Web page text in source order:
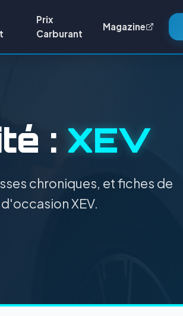
Prix
Carburant
Magazine
: XEV
chroniques, et fiches de
XEV.